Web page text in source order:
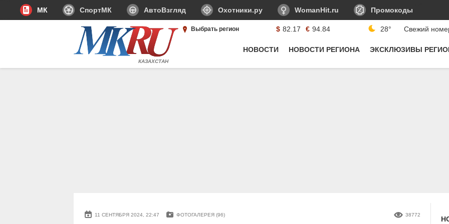
МК СпортМК АвтоВзгляд Охотники.ру WomanHit.ru Промокоды
КАЗАХСТАН
Выбрать регион Курсы валюты:
$ 82.17 € 94.84 28° Свежий
НОВОСТИ
НОВОСТИ РЕГИОНА ЭКСКЛЮЗИВЫ
11 СЕНТЯБРЯ 2024, 22:47 ФОТОГАЛЕРЕЯ (96) 38772